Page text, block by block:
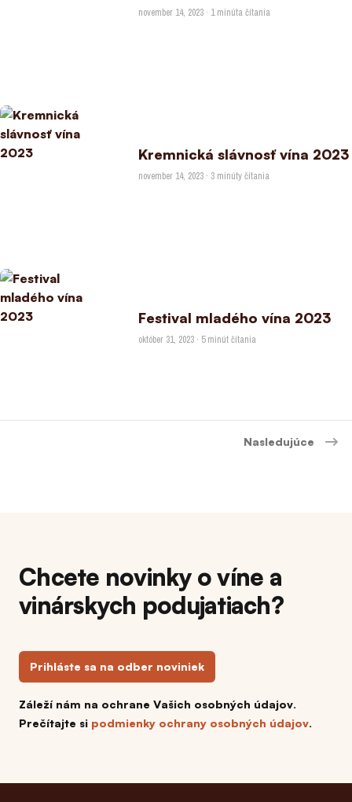
november 14, 2023 · 1 minúta čítania
Kremnická slávnosť vína 2023
november 14, 2023 · 3 minúty čítania
Festival mladého vína 2023
október 31, 2023 · 5 minút čítania
Nasledujúce
Chcete novinky o víne a
vinárskych podujatiach?
Prihláste sa na odber noviniek
Záleží nám na ochrane Vašich osobných údajov.
Prečítajte si podmienky ochrany osobných údajov.